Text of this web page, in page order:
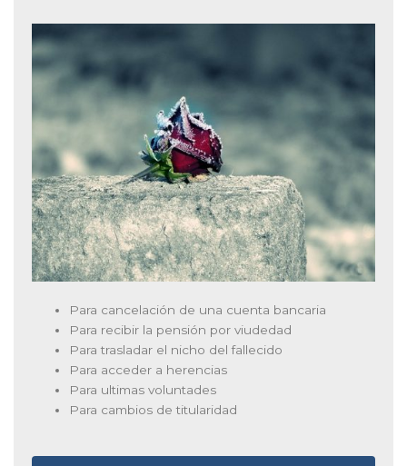
Para cancelación de una cuenta bancaria
Para recibir la pensión por viudedad
Para trasladar el nicho del fallecido
Para acceder a herencias
Para ultimas voluntades
Para cambios de titularidad